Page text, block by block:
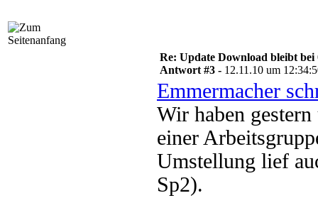
Re: Update Download bleibt bei
Antwort #3 - 12.11.10 um
Emmermacher
Wir haben
einer
Umstellung lief
Sp2).